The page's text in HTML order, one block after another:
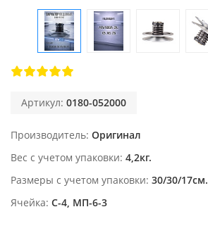
Артикул: 0180-052000
Производитель Оригинал
Вес с учетом упаковки 4,2кг.
Размеры с учетом упаковки 30/30/17см.
Ячейка С-4, МП-6-3